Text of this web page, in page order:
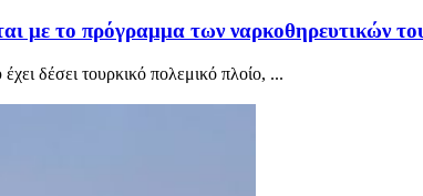
με το πρόγραμμα των ναρκοθηρευτικών
δέσει τουρκικό πολεμικό πλοίο, ...